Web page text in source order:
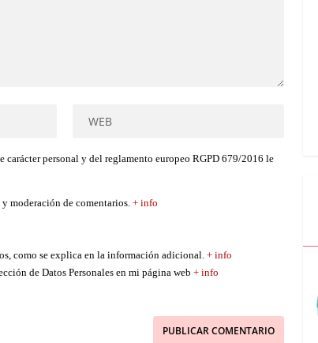
personal y del reglamento europeo RGPD 679/2016 le
moderación de comentarios.+ info
como se explica en la información adicional.+ info
de Datos Personales en mi página web+ info